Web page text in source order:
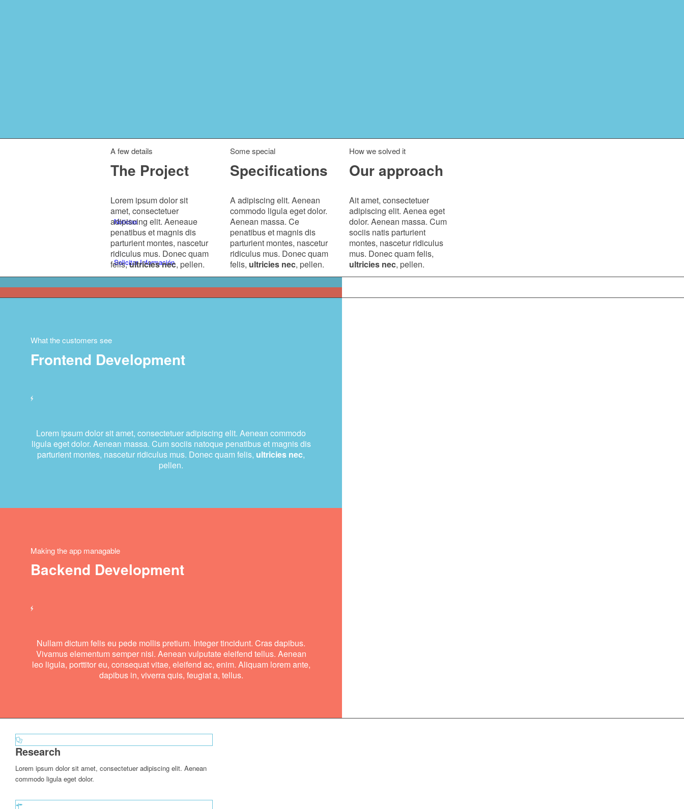
Noticias
Solicitar Información
A few details
The Project
Lorem ipsum dolor sit
amet, consectetuer
adipiscing elit. Aeneaue
penatibus et magnis dis
parturient montes, nascetur
ridiculus mus. Donec quam
felis,ultricies nec, pellen.
Some special
Specifications
A adipiscing elit. Aenean
commodo ligula eget dolor.
Aenean massa. Ce
penatibus et magnis dis
parturient montes, nascetur
ridiculus mus. Donec quam
felis, ultricies nec, pellen.
How we solved it
Our approach
Ait amet, consectetuer
adipiscing elit. Aenea eget
dolor. Aenean massa. Cum
sociis natis parturient
montes, nascetur ridiculus
mus. Donec quam felis,
ultricies nec, pellen.
What the customers see
Frontend Development
Lorem ipsum dolor sit amet, consectetuer adipiscing elit. Aenean commodo
ligula eget dolor. Aenean massa. Cum sociis natoque penatibus et magnis dis
parturient montes, nascetur ridiculus mus. Donec quam felis, ultricies nec,
pellen.
Making the app managable
Backend Development
Nullam dictum felis eu pede mollis pretium. Integer tincidunt. Cras dapibus.
Vivamus elementum semper nisi. Aenean vulputate eleifend tellus. Aenean
leo ligula, porttitor eu, consequat vitae, eleifend ac, enim. Aliquam lorem ante,
dapibus in, viverra quis, feugiat a, tellus.
Research
Lorem ipsum dolor sit amet, consectetuer adipiscing elit. Aenean
commodo ligula eget dolor.